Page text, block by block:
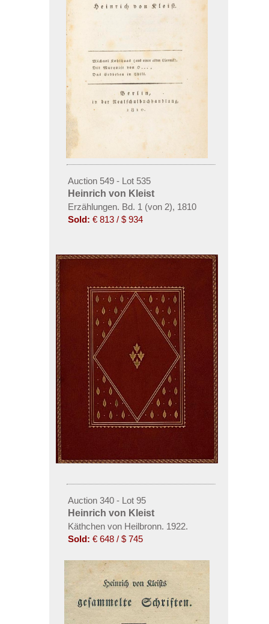
Auction 549 - Lot 535
Heinrich von Kleist
Erzählungen. Bd. 1 (von 2), 1810
Sold: € 813 / $ 934
Auction 340 - Lot 95
Heinrich von Kleist
Käthchen von Heilbronn. 1922.
Sold: € 648 / $ 745